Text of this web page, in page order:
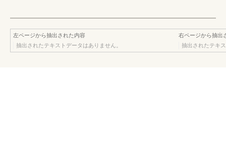
左ページから抽出された内容
抽出されたテキストデータはありません。
右ページから抽出
抽出されたテキ